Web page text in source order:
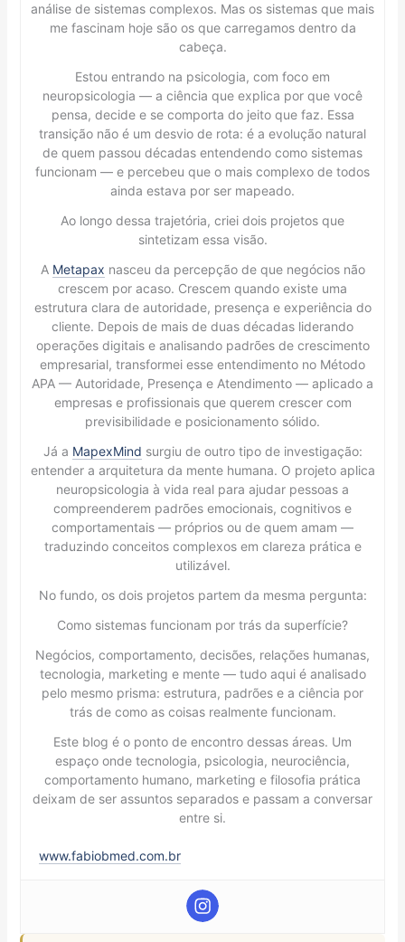
análise de sistemas complexos. Mas os sistemas que mais
me fascinam hoje são os que carregamos dentro da
cabeça.
Estou entrando na psicologia, com foco em
neuropsicologia — a ciência que explica por que você
pensa, decide e se comporta do jeito que faz. Essa
transição não é um desvio de rota: é a evolução natural
de quem passou décadas entendendo como sistemas
funcionam — e percebeu que o mais complexo de todos
ainda estava por ser mapeado.
Ao longo dessa trajetória, criei dois projetos que
sintetizam essa visão.
A Metapax nasceu da percepção de que negócios não
crescem por acaso. Crescem quando existe uma
estrutura clara de autoridade, presença e experiência do
cliente. Depois de mais de duas décadas liderando
operações digitais e analisando padrões de crescimento
empresarial, transformei esse entendimento no Método
APA — Autoridade, Presença e Atendimento — aplicado a
empresas e profissionais que querem crescer com
previsibilidade e posicionamento sólido.
Já a MapexMind surgiu de outro tipo de investigação:
entender a arquitetura da mente humana. O projeto aplica
neuropsicologia à vida real para ajudar pessoas a
compreenderem padrões emocionais, cognitivos e
comportamentais — próprios ou de quem amam —
traduzindo conceitos complexos em clareza prática e
utilizável.
No fundo, os dois projetos partem da mesma pergunta:
Como sistemas funcionam por trás da superfície?
Negócios, comportamento, decisões, relações humanas,
tecnologia, marketing e mente — tudo aqui é analisado
pelo mesmo prisma: estrutura, padrões e a ciência por
trás de como as coisas realmente funcionam.
Este blog é o ponto de encontro dessas áreas. Um
espaço onde tecnologia, psicologia, neurociência,
comportamento humano, marketing e filosofia prática
deixam de ser assuntos separados e passam a conversar
entre si.
www.fabiobmed.com.br